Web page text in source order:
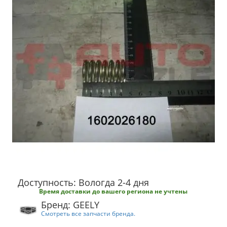
Доступность: Вологда 2-4 дня
Время доставки до вашего региона не учтены
Бренд: GEELY
Смотреть все запчасти бренда.